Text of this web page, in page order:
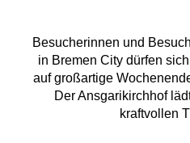
Besucherinnen und
in Bremen City dürfen
auf großartige
Der Ansgarikirchhof
kraftvollen